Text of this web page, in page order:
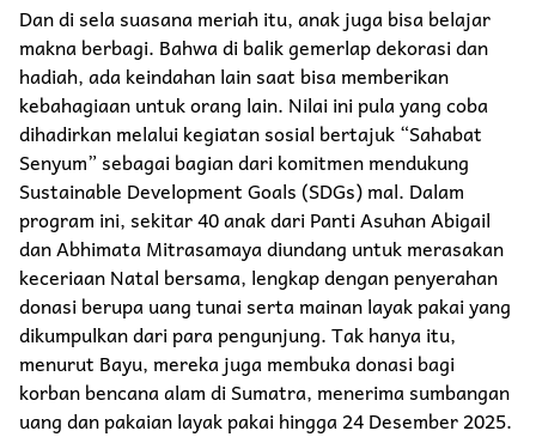
Dan di sela suasana meriah itu, anak juga bisa belajar
makna berbagi. Bahwa di balik gemerlap dekorasi dan
hadiah, ada keindahan lain saat bisa memberikan
kebahagiaan untuk orang lain. Nilai ini pula yang coba
dihadirkan melalui kegiatan sosial bertajuk “Sahabat
Senyum” sebagai bagian dari komitmen mendukung
Sustainable Development Goals (SDGs) mal. Dalam
program ini, sekitar 40 anak dari Panti Asuhan Abigail
dan Abhimata Mitrasamaya diundang untuk merasakan
keceriaan Natal bersama, lengkap dengan penyerahan
donasi berupa uang tunai serta mainan layak pakai yang
dikumpulkan dari para pengunjung. Tak hanya itu,
menurut Bayu, mereka juga membuka donasi bagi
korban bencana alam di Sumatra, menerima sumbangan
uang dan pakaian layak pakai hingga 24 Desember 2025.